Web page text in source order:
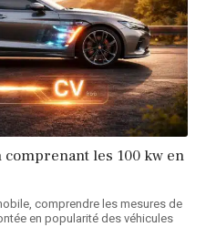
les 100 kw en
comprendre les mesures de
en popularité des véhicules